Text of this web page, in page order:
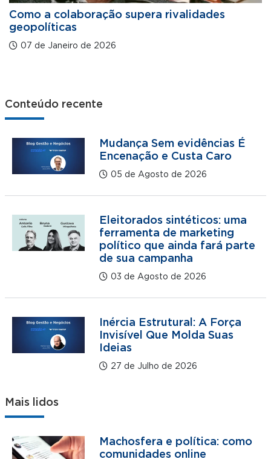
Como a colaboração supera rivalidades
geopolíticas
07 de Janeiro de 2026
Conteúdo recente
Mudança Sem evidências É
Encenação e Custa Caro
05 de Agosto de 2026
Eleitorados sintéticos: uma
ferramenta de marketing
político que ainda fará parte
de sua campanha
03 de Agosto de 2026
Inércia Estrutural: A Força
Invisível Que Molda Suas
Ideias
27 de Julho de 2026
Mais lidos
Machosfera e política: como
comunidades online